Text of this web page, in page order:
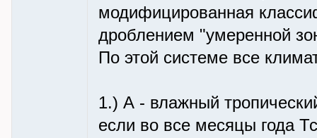
модифицированная
дроблением "умеренной
По этой системе все
1.) А - влажный
если во все месяцы года